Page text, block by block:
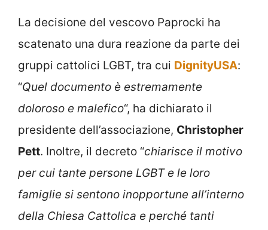
La decisione del vescovo Paprocki ha
scatenato una dura reazione da parte dei
gruppi cattolici LGBT, tra cui DignityUSA:
“Quel documento è estremamente
doloroso e malefico“, ha dichiarato il
presidente dell’associazione, Christopher
Pett. Inoltre, il decreto “chiarisce il motivo
per cui tante persone LGBT e le loro
famiglie si sentono inopportune all’interno
della Chiesa Cattolica e perché tanti